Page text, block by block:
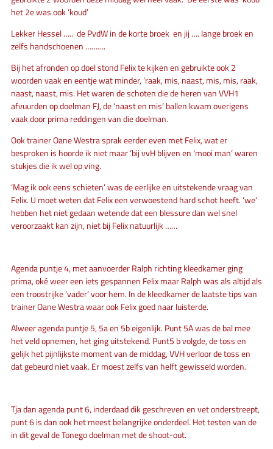
het 2e was ook ‘koud’
Lekker Hessel ….. de PvdW in de korte broek en jij …. lange broek en
zelfs handschoenen ……….
Bij het afronden op doel stond Felix te kijken en gebruikte ook 2
woorden vaak en eentje wat minder, ‘raak, mis, naast, mis, mis, raak,
naast, naast, mis. Het waren de schoten die de heren van VVH1
afvuurden op doelman FJ, de ‘naast en mis’ ballen kwam overigens
vaak door prima reddingen van die doelman.
Ook trainer Oane Westra sprak eerder even met Felix, wat er
besproken is hoorde ik niet maar ‘bij vvH blijven en ‘mooi man’ waren
stukjes die ik wel op ving.
‘Mag ik ook eens schieten’ was de eerlijke en uitstekende vraag van
Felix. U moet weten dat Felix een verwoestend hard schot heeft. ‘we’
hebben het niet gedaan wetende dat een blessure dan wel snel
veroorzaakt kan zijn, niet bij Felix natuurlijk ……
Agenda puntje 4, met aanvoerder Ralph richting kleedkamer ging
prima, oké weer een iets gespannen Felix maar Ralph was als altijd als
een troostrijke ‘vader’ voor hem. In de kleedkamer de laatste tips van
trainer Oane Westra waar ook Felix goed naar luisterde.
Alweer agenda puntje 5, 5a en 5b eigenlijk. Punt 5A was de bal mee
het veld opnemen, het ging uitstekend. Punt5 b volgde, de toss en
gelijk het pijnlijkste moment van de middag, VVH verloor de toss en
dat gebeurd niet vaak. Er moest zelfs van helft gewisseld worden.
Tja dan agenda punt 6, inderdaad dik geschreven en vet onderstreept,
punt 6 is dan ook het meest belangrijke onderdeel. Het testen van de
in dit geval de Tonego doelman met de shoot-out.